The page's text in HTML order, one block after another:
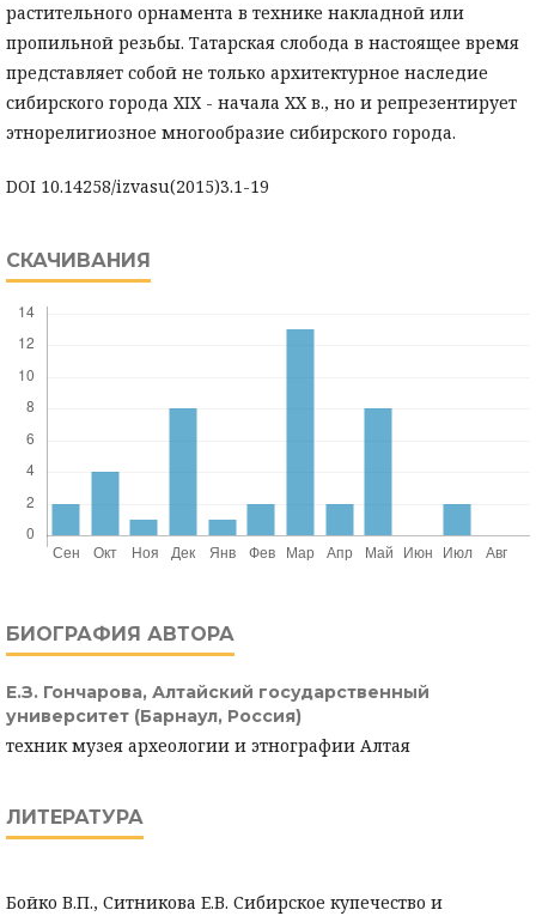
растительного орнамента в технике накладной или
пропильной резьбы. Татарская слобода в настоящее время
представляет собой не только архитектурное наследие
сибирского города XIX - начала XX в., но и репрезентирует
этнорелигиозное многообразие сибирского города.
DOI 10.14258/izvasu(2015)3.1-19
СКАЧИВАНИЯ
БИОГРАФИЯ АВТОРА
Е.З. Гончарова, Алтайский государственный
университет (Барнаул, Россия)
техник музея археологии и этнографии Алтая
ЛИТЕРАТУРА
Бойко В.П., Ситникова Е.В. Сибирское купечество и